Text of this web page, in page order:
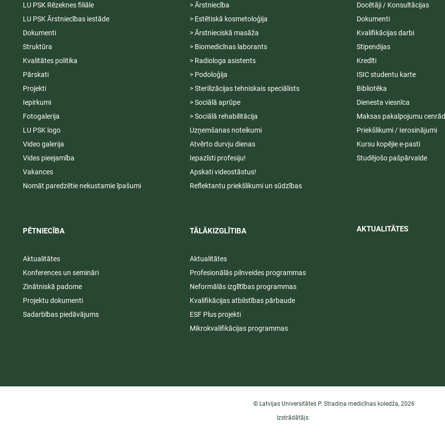
LU PSK Rēzeknes filiāle
LU PSK Ārstniecības iestāde
Dokumenti
Struktūra
Kvalitātes politika
Pārskati
Projekti
Iepirkumi
Fotogalerija
LU PSK logo
Video galerija
Vides pieejamība
Vakances
Nomāt paredzētie nekustamie īpašumi
PĒTNIECĪBA
Aktualitātes
Konferences un semināri
Zinātniskā padome
Projektu dokumenti
Sadarbības piedāvājums
> Ārstniecība
> Estētiskā kosmetoloģija
> Ārstnieciskā masāža
> Biomedicīnas laborants
> Radiologa asistents
> Podoloģija
> Sterilizācijas tehniskais speciālists
> Sociālā aprūpe
> Sociālā rehabilitācija
Uzņemšanas noteikumi
Atvērto durvju dienas
Iepazīsti profesiju!
Apskati videostāstus!
Reflektantu priekšlikumi un sūdzības
TĀLĀKIZGLĪTIBA
Aktualitātes
Profesionālās pilnveides programmas
Neformālās izglītības programmas
Kvalifikācijas atbilstības pārbaude
ESF Plus projekti
Mikrokvalifikācijas programmas
Docētāji / Konsultācijas
Dokumenti
Kvalifikācijas darbi
Stipendijas
Kredīti
ISIC studentu karte
Bibliotēka
Dienesta viesnīca
Maksas pakalpojumu
Priekšlikumi / Ierosinājumi
Kursu kopējie e-pasti
Studējošo pašpārvalde
AKTUALITĀTES​​
© Latvijas Universitātes P. Stradiņa medicīnas koledža, 2026
Izstrādātājs: